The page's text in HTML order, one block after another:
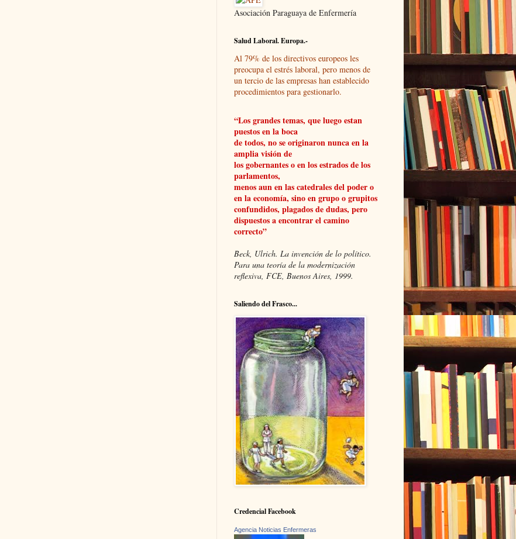
Asociación Paraguaya de Enfermería
Salud Laboral. Europa.-
Al 79% de los directivos europeos les
preocupa el estrés laboral, pero menos de
un tercio de las empresas han establecido
procedimientos para gestionarlo.
“Los grandes temas, que luego estan
puestos en la boca
de todos, no se originaron nunca en la
amplia visión de
los gobernantes o en los estrados de los
parlamentos,
menos aun en las catedrales del poder o
en la economía, sino en grupo o grupitos
confundidos, plagados de dudas, pero
dispuestos a encontrar el camino
correcto”
Beck, Ulrich. La invención de lo político.
Para una teoría de la modernización
reflexiva, FCE, Buenos Aires, 1999.
Saliendo del Frasco...
Credencial Facebook
Agencia Noticias Enfermeras